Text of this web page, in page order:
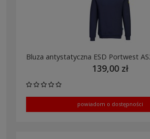
Bluza antystatyczna ESD Portwest
139,00 zł
powiadom o dostępności